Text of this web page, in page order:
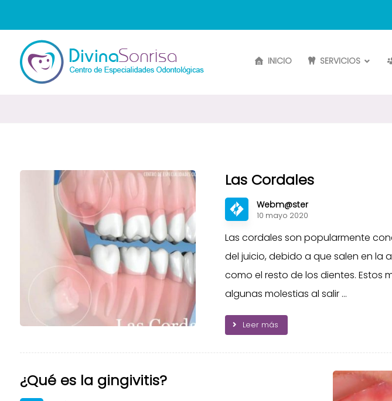
INICIO SERVICIOS
Las Cordales
Webm@ster
10 mayo 2020
Las cordales son popularmente
del juicio, debido a que salen en la
como el resto de los dientes. Estos
algunas molestias al salir ...
Leer más
¿Qué es la gingivitis?